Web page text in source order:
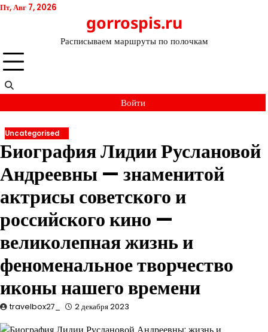
Перейти
Пт, Авг 7, 2026
gorrospis.ru
Расписываем маршруты по полочкам
Войти
Uncategorised
Биография Лидии Руслановой
Андреевны — знаменитой
актрисы советского и
российского кино —
великолепная жизнь и
феноменальное творчество
иконы нашего времени
travelbox27_ 2 декабря 2023